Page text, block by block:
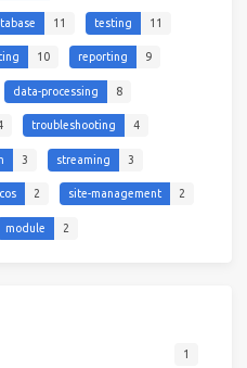
11 testing 11
10 reporting 9
data-processing 8
troubleshooting 4
3 streaming 3
2 site-management 2
module 2
1